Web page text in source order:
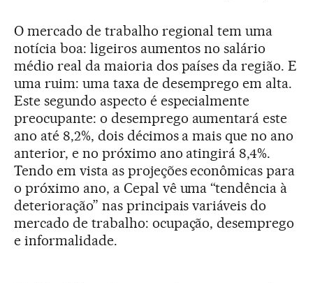
O mercado de trabalho regional tem uma
notícia boa: ligeiros aumentos no salário
médio real da maioria dos países da região. E
uma ruim: uma taxa de desemprego em alta.
Este segundo aspecto é especialmente
preocupante: o desemprego aumentará este
ano até 8,2%, dois décimos a mais que no ano
anterior, e no próximo ano atingirá 8,4%.
Tendo em vista as projeções econômicas para
o próximo ano, a Cepal vê uma “tendência à
deterioração” nas principais variáveis do
mercado de trabalho: ocupação, desemprego
e informalidade.